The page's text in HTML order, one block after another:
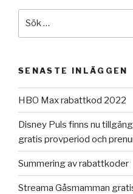
SENASTE INLÄGGEN
HBO Max rabattkod 2022
Disney Puls finns nu
gratis provperiod och
Summering av rabattkoder
Streama Gåsmamman